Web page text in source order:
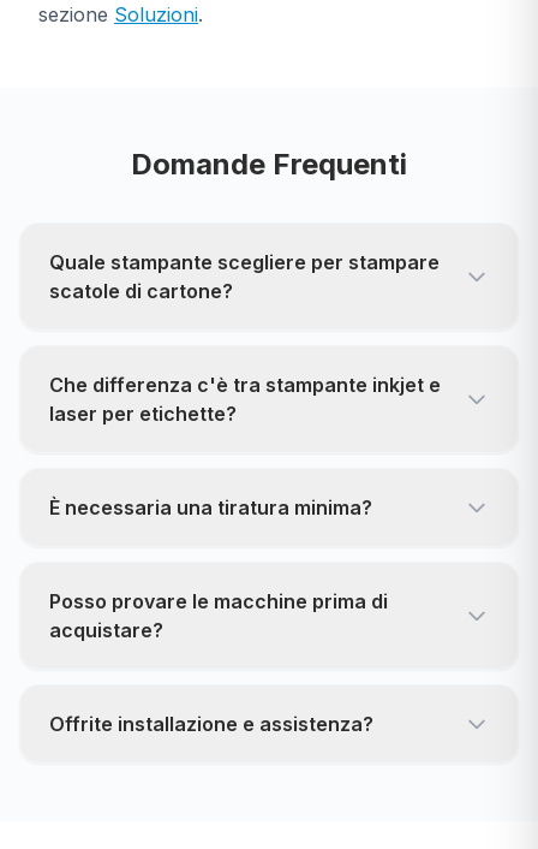
sezione Soluzioni.
Domande Frequenti
Quale stampante scegliere per stampare
scatole di cartone?
Che differenza c'è tra stampante inkjet e
laser per etichette?
È necessaria una tiratura minima?
Posso provare le macchine prima di
acquistare?
Offrite installazione e assistenza?